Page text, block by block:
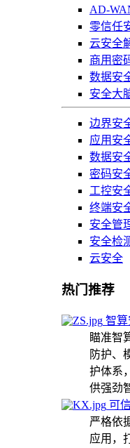
AD-
零信任
云安全
商用密
数据安
安全大
边界安
应用安
数据安
密码安
工控安
终端安
安全管
安全检
云安全
热门推荐
智
瞄准智
防护、
护体系
供强劲
可
严格依
应用，